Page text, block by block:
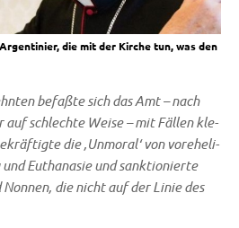
die mit der Kir­che tun, was den
befaß­te sich das Amt – nach
schlech­te Wei­se – mit Fäl­len kle­
die ‚Unmo­ral‘ von vor­ehe­li­
Eutha­na­sie und sank­tio­nier­te
die nicht auf der Linie des